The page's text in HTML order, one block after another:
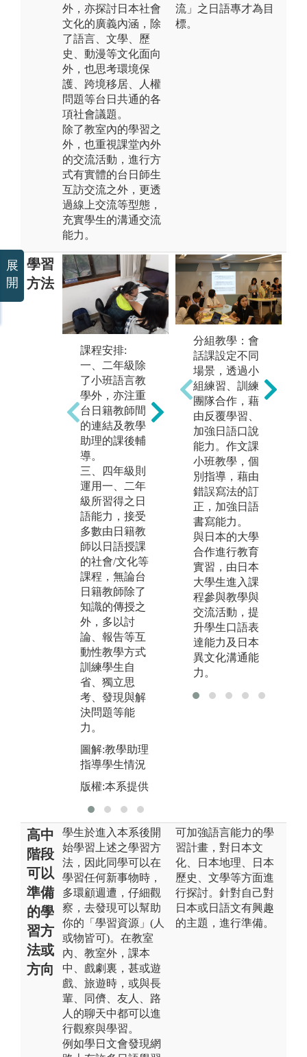
外，亦探討日本社會
文化的廣義內涵，除
了語言、文學、歷
史、動漫等文化面向
外，也思考環境保
護、跨境移居、人權
問題等台日共通的各
項社會議題。
除了教室內的學習之
外，也重視課堂內外
的交流活動，進行方
式有實體的台日師生
互訪交流之外，更透
過線上交流等型態，
充實學生的溝通交流
能力。
流」之日語專才為目
標。
學習
方法
課程安排:
一、二年級除
了小班語言教
學外，亦注重
台日籍教師間
的連結及教學
助理的課後輔
導。
三、四年級則
運用一、二年
級所習得之日
語能力，接受
多數由日籍教
師以日語授課
的社會/文化等
課程，無論台
日籍教師除了
知識的傳授之
外，多以討
論、報告等互
動性教學方式
訓練學生自
省、獨立思
考、發現與解
決問題等能
力。
圖解:教學助理
指導學生情況
版權:本系提供
自律學習:
一、二年級時
就積極導入自
律學習體制，
搭配必修課
程，以作業、
報告等方式設
定學生需自我
達成之目標，
由教師引導學
生學習運用各
種資源來解決
問題，並達成
預設之學習目
標。
圖解:分組討論
時間
版權:本系提供
分組教學：會
話課設定不同
場景，透過小
組練習、訓練
團隊合作，藉
由反覆學習、
加強日語口說
能力。作文課
小班教學，個
別指導，藉由
錯誤寫法的訂
正，加強日語
書寫能力。
與日本的大學
合作進行教育
實習，由日本
大學生進入課
程參與教學與
交流活動，提
升學生口語表
達能力及日本
異文化溝通能
力。
高中
階段
可以
準備
的學
習方
法或
方向
學生於進入本系後開
始學習上述之學習方
法，因此同學可以在
學習任何新事物時，
多環顧週遭，仔細觀
察，去發現可以幫助
你的「學習資源」(人
或物皆可)。在教室
內、教室外，課本
中、戲劇裏，甚或遊
戲、旅遊時，或與長
輩、同儕、友人、路
人的聊天中都可以進
行觀察與學習。
例如學日文會發現網
可加強語言能力的學
習計畫，對日本文
化、日本地理、日本
歷史、文學等方面進
行探討。針對自己對
日本或日語文有興趣
的主題，進行準備。
展
開